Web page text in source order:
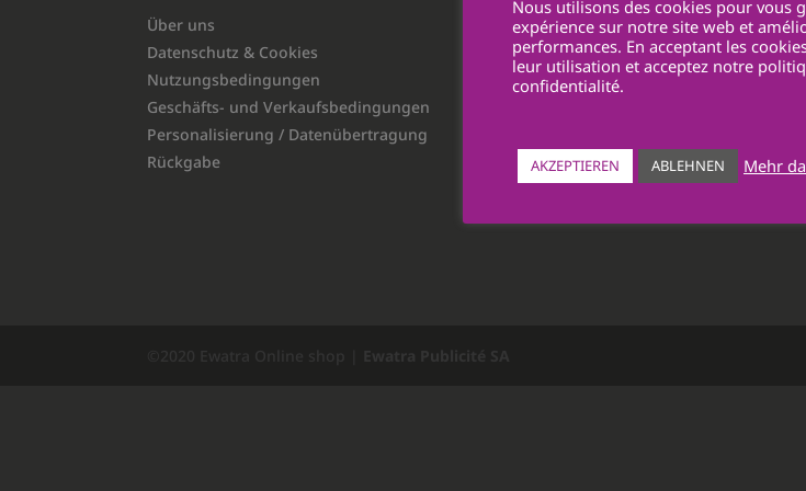
Über uns
Datenschutz & Cookies
Nutzungsbedingungen
Geschäfts- und Verkaufsbedingungen
Personalisierung / Datenübertragung
Rückgabe
Route du Châtelet 5
1700 Fribourg
Tél. +41 26 425 40 70
Nous utilisons des cookies pour vous
expérience sur notre site web et
performances. En acceptant les
leur utilisation et acceptez notre
confidentialité.
AKZEPTIEREN ABLEHNEN Mehr